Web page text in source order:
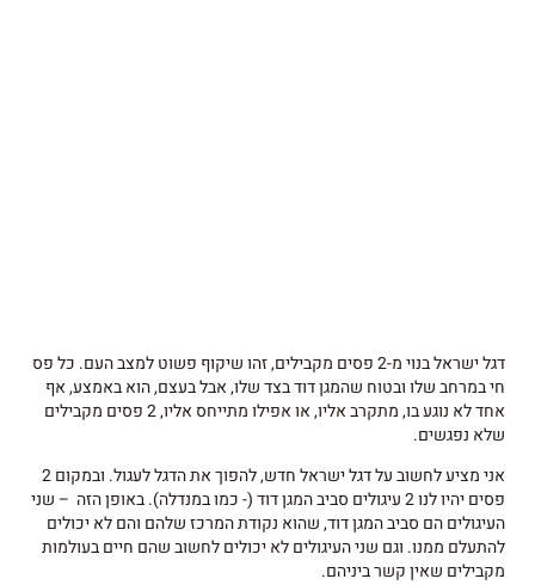
דגל ישראל בנוי מ-2 פסים מקבילים, זהו שיקוף פשוט למצב העם. כל פס
חי במרחב שלו ובטוח שהמגן דוד בצד שלו, אבל בעצם, הוא באמצע, אף
אחד לא נוגע בו, מתקרב אליו, או אפילו מתייחס אליו, 2 פסים מקבילים
שלא נפגשים.
אני מציע לחשוב על דגל ישראל חדש, להפוך את הדגל לעגול. ובמקום 2
פסים יהיו לנו 2 עיגולים סביב המגן דוד (- כמו במנדלה). באופן הזה – שני
העיגולים הם סביב המגן דוד, שהוא נקודת המרכז שלהם והם לא יכולים
להתעלם ממנו. וגם שני העיגולים לא יכולים לחשוב שהם חיים בעולמות
מקבילים שאין קשר ביניהם.